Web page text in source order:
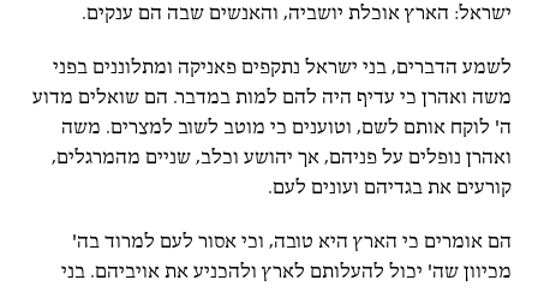
ישראל: הארץ אוכלת יושביה, והאנשים שבה הם ענקים.
לשמע הדברים, בני ישראל נתקפים פאניקה ומתלוננים בפני
משה ואהרן כי עדיף היה להם למות במדבר. הם שואלים מדוע
ה' לוקח אותם לשם, וטוענים כי מוטב לשוב למצרים. משה
ואהרן נופלים על פניהם, אך יהושע וכלב, שניים מהמרגלים,
קורעים את בגדיהם ועונים לעם.
הם אומרים כי הארץ היא טובה, וכי אסור לעם למרוד בה'
מכיוון שה' יכול להעלותם לארץ ולהכניע את אויביהם. בני